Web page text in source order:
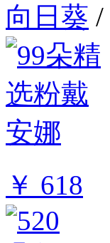
向日葵 /
￥ 618